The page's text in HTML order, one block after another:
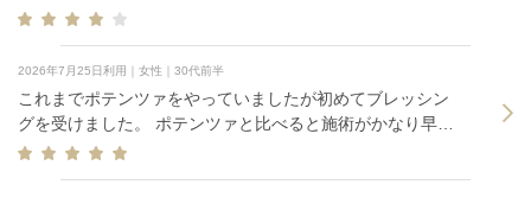
2026年7月25日利用｜女性｜30代前半
これまでポテンツァをやっていましたが初めてブレッシン
グを受けました。 ポテンツァと比べると施術がかなり早
く、来院から50分で帰宅できました。 これから効果がどう